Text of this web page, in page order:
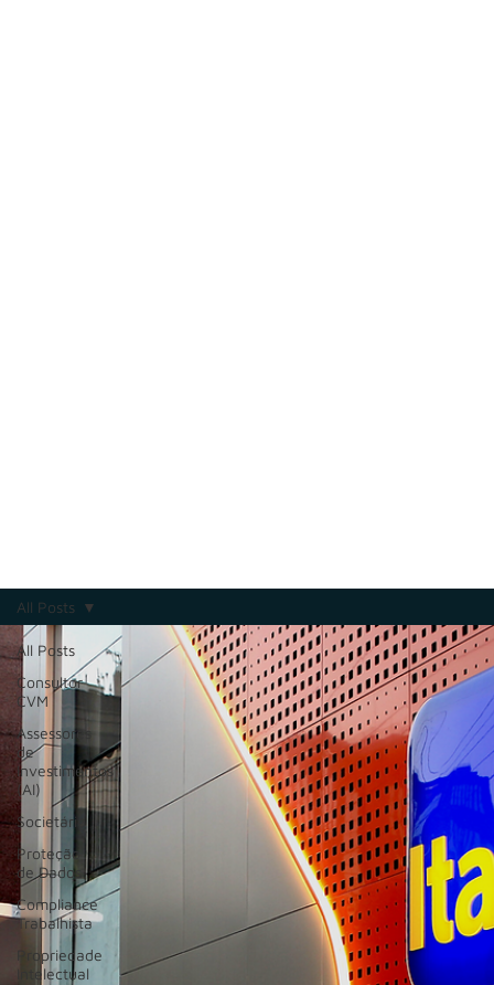
All Posts
Consultor
CVM
Assessores
de
Investimentos
(AI)
Societário
Proteção
de Dados
Compliance
Trabalhista
Propriedade
Intelectual
All Posts